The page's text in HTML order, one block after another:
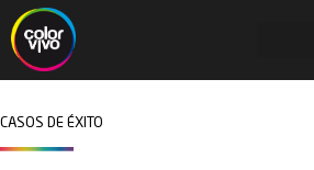
CASOS DE ÉXITO